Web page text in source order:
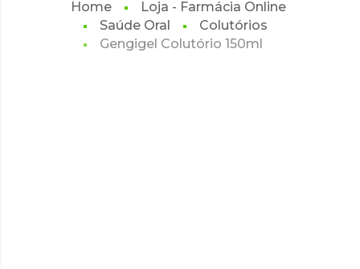
Home
Loja - Farmácia Online
Saúde Oral
Colutórios
Gengigel Colutório 150ml